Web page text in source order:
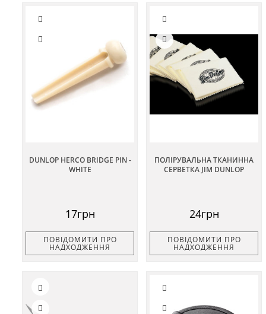
DUNLOP HERCO BRIDGE PIN -
WHITE
17грн
ПОВІДОМИТИ ПРО
НАДХОДЖЕННЯ
ПОЛІРУВАЛЬНА ТКАНИННА
СЕРВЕТКА JIM DUNLOP
24грн
ПОВІДОМИТИ ПРО
НАДХОДЖЕННЯ